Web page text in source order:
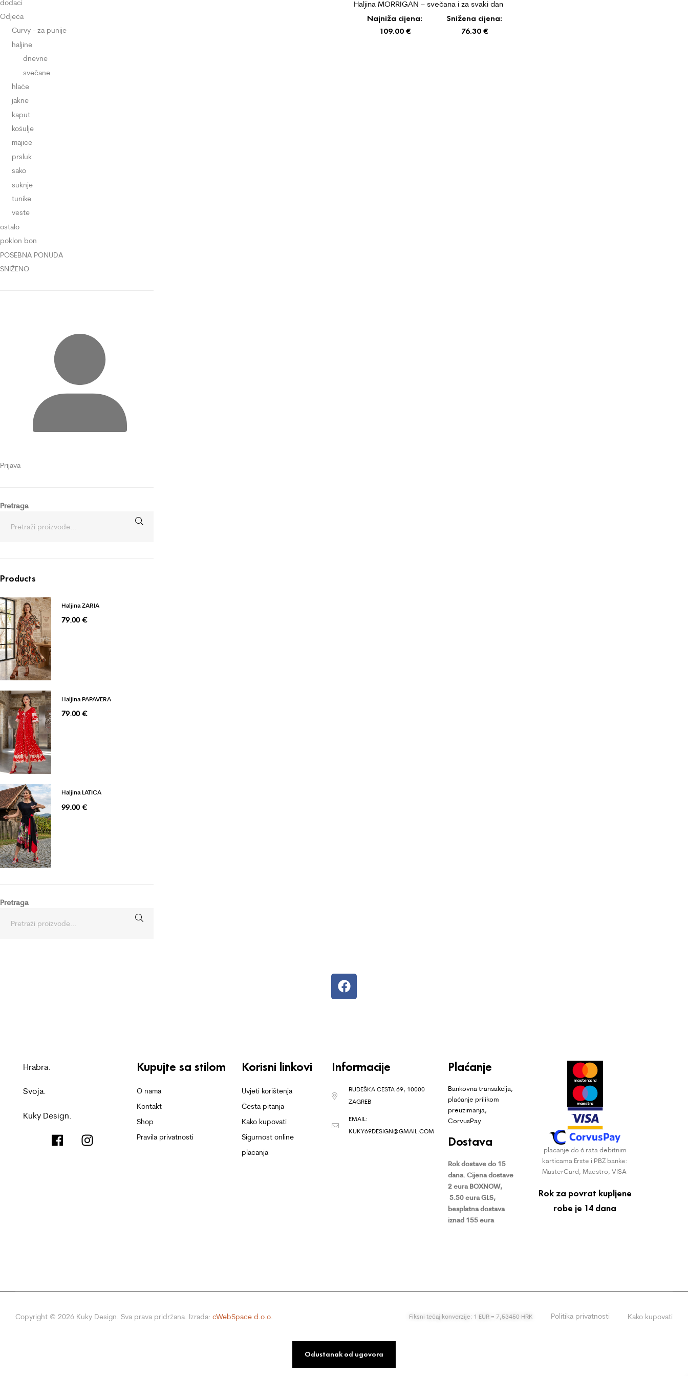
Haljina MORRIGAN – svečana i za svaki dan
Najniža cijena:
109.00 €
Snižena cijena:
76.30 €
dodaci
Odjeća
Curvy - za punije
haljine
dnevne
svečane
hlače
jakne
kaput
košulje
majice
prsluk
sako
suknje
tunike
veste
ostalo
poklon bon
POSEBNA PONUDA
SNIŽENO
Prijava
Pretraga
Products
Haljina ZARIA
79.00 €
Haljina PAPAVERA
79.00 €
Haljina LATICA
99.00 €
Pretraga
Hrabra.
Svoja.
Kuky Design.
Kupujte sa stilom
O nama
Kontakt
Shop
Pravila privatnosti
Korisni linkovi
Uvjeti korištenja
Česta pitanja
Kako kupovati
Sigurnost online
plaćanja
Informacije
RUDEŠKA CESTA 69, 10000
ZAGREB
EMAIL:
KUKY69DESIGN@GMAIL.COM
Plaćanje
Bankovna transakcija,
plaćanje prilikom
preuzimanja,
CorvusPay
Dostava
Rok dostave do 15
dana. Cijena dostave
2 eura BOXNOW,
5.50 eura GLS,
besplatna dostava
iznad 155 eura
plaćanje do 6 rata debitnim
karticama Erste i PBZ banke:
MasterCard, Maestro, VISA
Rok za povrat kupljene
robe je 14 dana
Copyright © 2026 Kuky Design. Sva prava pridržana. Izrada: cWebSpace d.o.o. Fiksni tečaj konverzije: 1 EUR = 7,53450 HRK Politika privatnosti Kako kupovati
Odustanak od ugovora